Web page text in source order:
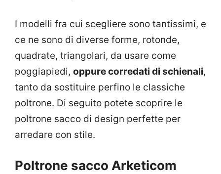
I modelli fra cui scegliere sono tantissimi, e
ce ne sono di diverse forme, rotonde,
quadrate, triangolari, da usare come
poggiapiedi, oppure corredati di schienali,
tanto da sostituire perfino le classiche
poltrone. Di seguito potete scoprire le
poltrone sacco di design perfette per
arredare con stile.
Poltrone sacco Arketicom